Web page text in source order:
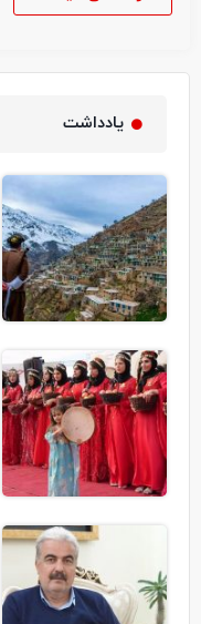
یادداشت